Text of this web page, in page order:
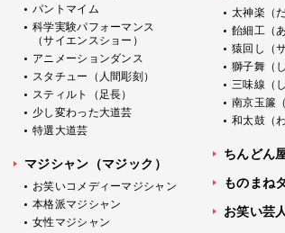
パントマイム
科学実験パフォーマンス
（サイエンスショー）
アニメーションダンス
スタチュー（人間彫刻）
スティルト（足長）
少し変わった大道芸
特選大道芸
マジシャン（マジック）
お笑いコメディーマジシャン
本格派マジシャン
女性マジシャン
太神楽（
飴細工（
猿回し（
獅子舞（
三味線（
南京玉簾
和太鼓（
ちんどん
ものまね
お笑い芸人